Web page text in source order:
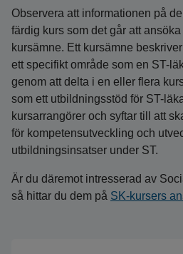
Observera att informationen på
färdig kurs som det går att
kursämne. Ett kursämne
ett specifikt område som en ST-
genom att delta i en eller flera
som ett utbildningsstöd för ST-
kursarrangörer och syftar till att
för kompetensutveckling och
utbildningsinsatser under ST.
Är du däremot intresserad av
så hittar du dem på SK-kursers